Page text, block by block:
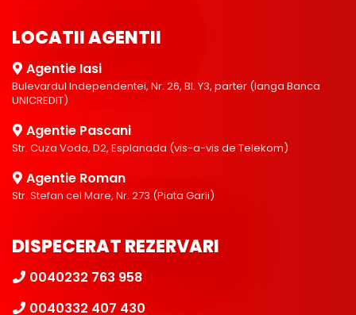
LOCATII AGENTII
Agentie Iasi
Bulevardul Independentei, Nr. 26, Bl. Y3, parter (langa Banca
UNICREDIT)
Agentie Pascani
Str. Cuza Voda, D2, Esplanada (vis-a-vis de Telekom)
Agentie Roman
Str. Stefan cel Mare, Nr. 273 (Piata Garii)
DISPECERAT REZERVARI
0040232 763 958
0040332 407 430